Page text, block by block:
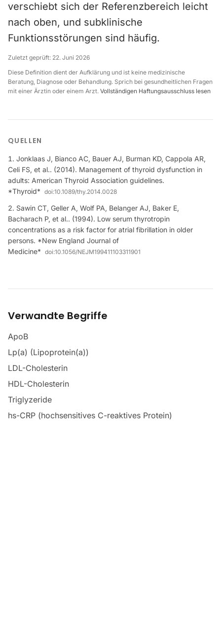
verschiebt sich der Referenzbereich leicht
nach oben, und subklinische
Funktionsstörungen sind häufig.
Zuletzt geprüft: 22. Juni 2026
Diese Definition dient der Aufklärung und ist keine medizinische
Beratung, Diagnose oder Behandlung. Sprich bei gesundheitlichen Fragen
mit einer Ärztin oder einem Arzt. Vollständigen Haftungsausschluss lesen
QUELLEN
Jonklaas J, Bianco AC, Bauer AJ, Burman KD, Cappola AR,
Celi FS, et al.. (2014). Management of thyroid dysfunction in
adults: American Thyroid Association guidelines.
*Thyroid* doi:10.1089/thy.2014.0028
Sawin CT, Geller A, Wolf PA, Belanger AJ, Baker E,
Bacharach P, et al.. (1994). Low serum thyrotropin
concentrations as a risk factor for atrial fibrillation in older
persons. *New England Journal of
Medicine* doi:10.1056/NEJM199411103311901
Verwandte Begriffe
ApoB
Lp(a) (Lipoprotein(a))
LDL-Cholesterin
HDL-Cholesterin
Triglyzeride
hs-CRP (hochsensitives C-reaktives Protein)